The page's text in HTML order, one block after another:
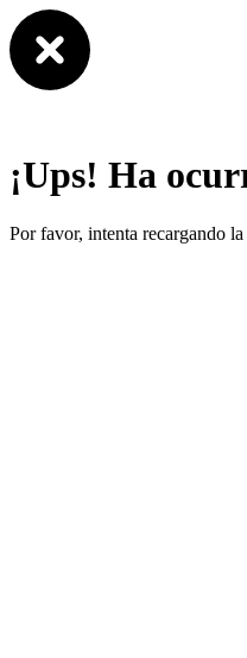
¡Ups! Ha
Por favor, intenta recargando la